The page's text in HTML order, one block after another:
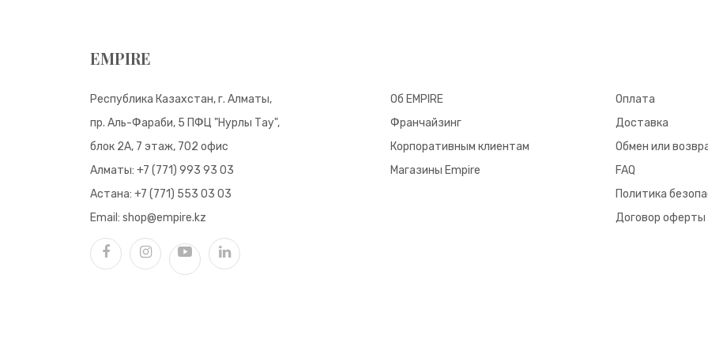
EMPIRE
Республика Казахстан, г. Алматы,
пр. Аль-Фараби, 5 ПФЦ "Нурлы Тау",
блок 2А, 7 этаж, 702 офис
Алматы: +7 (771) 993 93 03
Астана: +7 (771) 553 03 03
Email: shop@empire.kz
Об EMPIRE
Франчайзинг
Корпоративным клиентам
Магазины Empire
Оплата
Доставка
Обмен или
FAQ
Политика
Договор оферты